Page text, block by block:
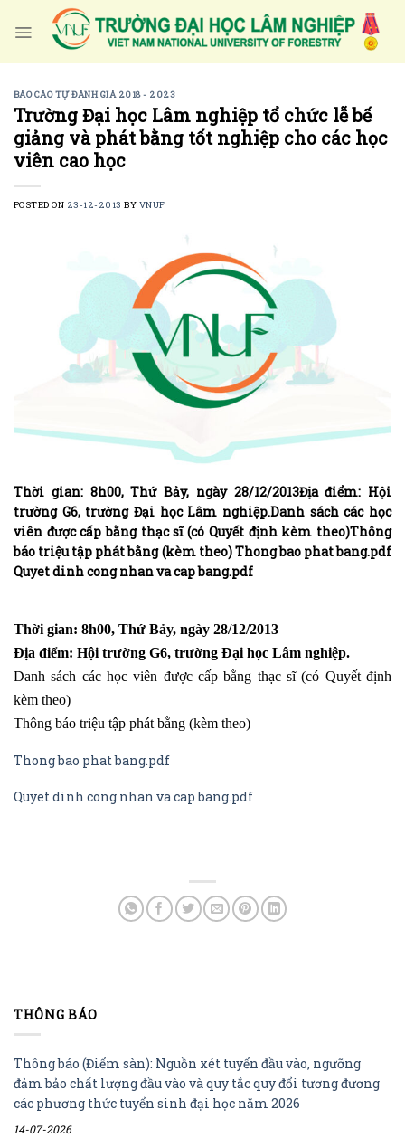
BÁO CÁO TỰ ĐÁNH GIÁ 2018 - 2023
Trường Đại học Lâm nghiệp tổ chức lễ bế
giảng và phát bằng tốt nghiệp cho các học
viên cao học
POSTED ON 23-12-2013 BY VNUF
Thời gian: 8h00, Thứ Bảy, ngày 28/12/2013Địa điểm: Hội
trường G6, trường Đại học Lâm nghiệp.Danh sách các học
viên được cấp bằng thạc sĩ (có Quyết định kèm theo)Thông
báo triệu tập phát bằng (kèm theo) Thong bao phat bang.pdf
Quyet dinh cong nhan va cap bang.pdf
Thời gian: 8h00, Thứ Bảy, ngày 28/12/2013
Địa điểm: Hội trường G6, trường Đại học Lâm nghiệp.
Danh sách các học viên được cấp bằng thạc sĩ (có Quyết định
kèm theo)
Thông báo triệu tập phát bằng (kèm theo)
Thong bao phat bang.pdf
Quyet dinh cong nhan va cap bang.pdf
THÔNG BÁO
Thông báo (Điểm sàn): Nguồn xét tuyển đầu vào, ngưỡng
đảm bảo chất lượng đầu vào và quy tắc quy đổi tương đương
các phương thức tuyển sinh đại học năm 2026
14-07-2026